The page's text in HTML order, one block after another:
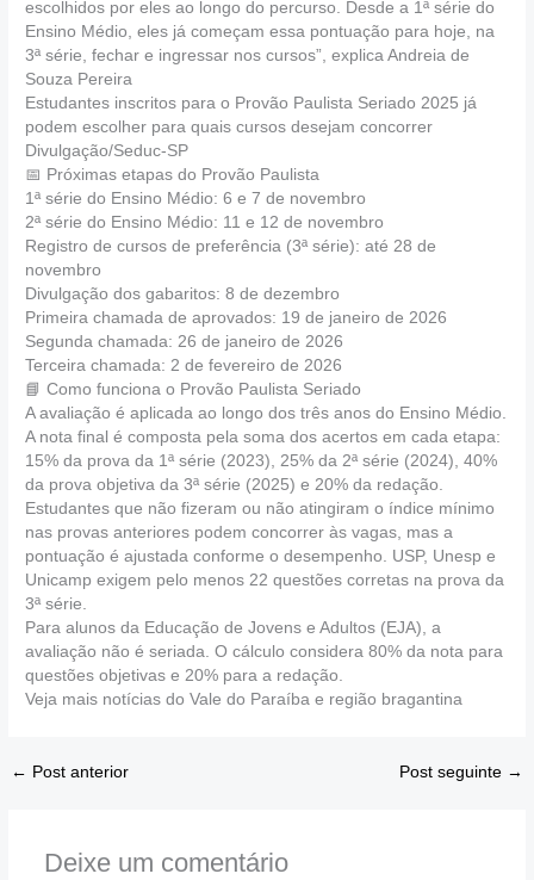
escolhidos por eles ao longo do percurso. Desde a 1ª série do
Ensino Médio, eles já começam essa pontuação para hoje, na
3ª série, fechar e ingressar nos cursos”, explica Andreia de
Souza Pereira
Estudantes inscritos para o Provão Paulista Seriado 2025 já
podem escolher para quais cursos desejam concorrer
Divulgação/Seduc-SP
📅 Próximas etapas do Provão Paulista
1ª série do Ensino Médio: 6 e 7 de novembro
2ª série do Ensino Médio: 11 e 12 de novembro
Registro de cursos de preferência (3ª série): até 28 de
novembro
Divulgação dos gabaritos: 8 de dezembro
Primeira chamada de aprovados: 19 de janeiro de 2026
Segunda chamada: 26 de janeiro de 2026
Terceira chamada: 2 de fevereiro de 2026
📘 Como funciona o Provão Paulista Seriado
A avaliação é aplicada ao longo dos três anos do Ensino Médio.
A nota final é composta pela soma dos acertos em cada etapa:
15% da prova da 1ª série (2023), 25% da 2ª série (2024), 40%
da prova objetiva da 3ª série (2025) e 20% da redação.
Estudantes que não fizeram ou não atingiram o índice mínimo
nas provas anteriores podem concorrer às vagas, mas a
pontuação é ajustada conforme o desempenho. USP, Unesp e
Unicamp exigem pelo menos 22 questões corretas na prova da
3ª série.
Para alunos da Educação de Jovens e Adultos (EJA), a
avaliação não é seriada. O cálculo considera 80% da nota para
questões objetivas e 20% para a redação.
Veja mais notícias do Vale do Paraíba e região bragantina
← Post anterior Post seguinte →
Deixe um comentário